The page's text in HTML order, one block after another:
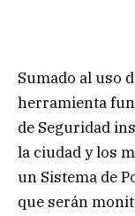
Sumado al uso
herramienta
de Seguridad
la ciudad y los
un Sistema de
que serán